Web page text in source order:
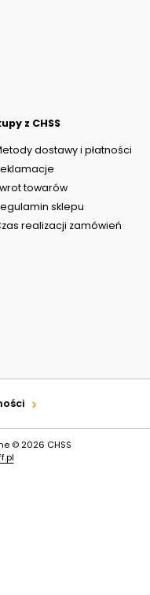
z CHSS
dostawy i płatności
towarów
sklepu
realizacji zamówień
© 2026 CHSS